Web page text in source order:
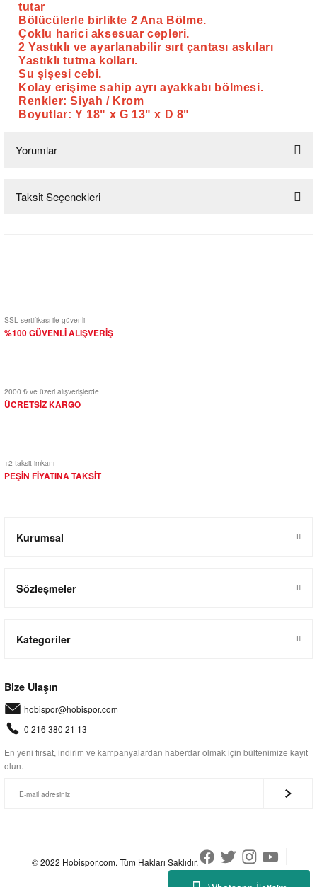
tutar
Bölücülerle birlikte 2 Ana Bölme.
Çoklu harici aksesuar cepleri.
2 Yastıklı ve ayarlanabilir sırt çantası askıları
Yastıklı tutma kolları.
Su şişesi cebi.
Kolay erişime sahip ayrı ayakkabı bölmesi.
Renkler: Siyah / Krom
Boyutlar: Y 18" x G 13" x D 8"
Yorumlar
Bu ürüne ilk yorumu siz yapın!
Taksit Seçenekleri
SSL sertifikası ile güvenli
%100 GÜVENLİ ALIŞVERİŞ
2000 ₺ ve üzeri alışverişlerde
ÜCRETSİZ KARGO
+2 taksit imkanı
PEŞİN FİYATINA TAKSİT
Kurumsal
Sözleşmeler
Kategoriler
Bize Ulaşın
hobispor@hobispor.com
0 216 380 21 13
En yeni fırsat, indirim ve kampanyalardan haberdar olmak için bültenimize kayıt
olun.
© 2022 Hobispor.com. Tüm Hakları Saklıdır.